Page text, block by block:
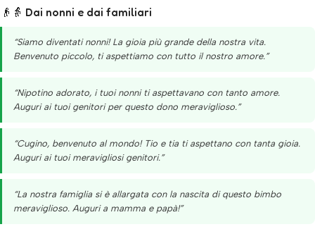
👴👵 Dai nonni e dai familiari
“Siamo diventati nonni! La gioia più grande della nostra vita.
Benvenuto piccolo, ti aspettiamo con tutto il nostro amore.”
“Nipotino adorato, i tuoi nonni ti aspettavano con tanto amore.
Auguri ai tuoi genitori per questo dono meraviglioso.”
“Cugino, benvenuto al mondo! Tio e tia ti aspettano con tanta gioia.
Auguri ai tuoi meravigliosi genitori.”
“La nostra famiglia si è allargata con la nascita di questo bimbo
meraviglioso. Auguri a mamma e papà!”